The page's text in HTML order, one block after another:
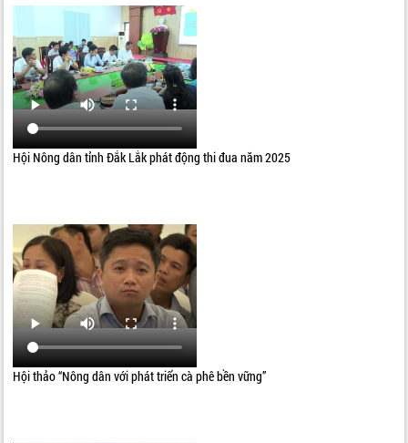
Hội Nông dân tỉnh Đắk Lắk phát động thi đua năm 2025
Hội thảo “Nông dân với phát triển cà phê bền vững”